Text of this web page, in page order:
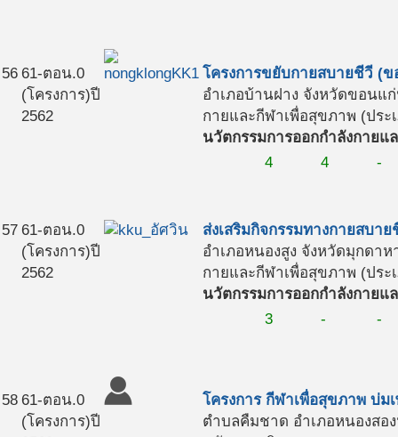
56 61-ตอน.0
(โครงการ)ปี
2562
โครงการขยับกายสบายชีวี (
อำเภอบ้านฝาง จังหวัดขอนแ
กายและกีฬาเพื่อสุขภาพ (ประ
นวัตกรรมการออกกำลังกายแ
4
4 -
57 61-ตอน.0
(โครงการ)ปี
2562
ส่งเสริมกิจกรรมทางกายสบา
อำเภอหนองสูง จังหวัดมุกดาห
กายและกีฬาเพื่อสุขภาพ (ประ
นวัตกรรมการออกกำลังกายแ
3
- -
58 61-ตอน.0
(โครงการ)ปี
โครงการ กีฬาเพื่อสุขภาพ บ่
ตำบลคืมชาด อำเภอหนองสอ